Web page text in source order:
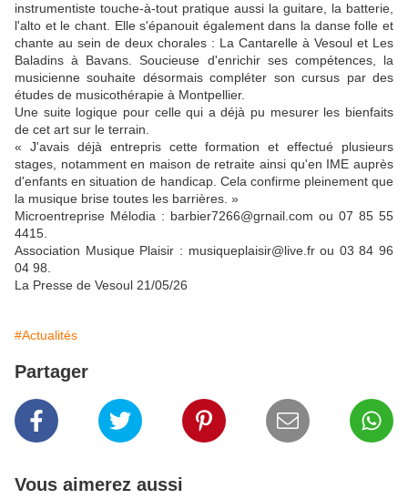
instrumentiste touche-à-tout pratique aussi la guitare, la bat­terie,
l'alto et le chant. Elle s'épa­nouit également dans la danse folle et
chante au sein de deux chorales : La Cantarelle à Vesoul et Les
Baladins à Bavans. Soucieuse d'enrichir ses compé­tences, la
musicienne souhaite désormais compléter son cursus par des
études de musicothéra­pie à Montpellier.
Une suite logique pour celle qui a déjà pu mesurer les bienfaits
de cet art sur le terrain.
« J'avais déjà entrepris cette formation et effectué plusieurs
stages, notamment en maison de retraite ainsi qu'en IME au­près
d'enfants en situation de handicap. Cela confirme plei­nement que
la musique brise toutes les barrières. »
Microentreprise Mélodia : barbier7266@grnail.com ou 07 85 55
4415.
Association Musique Plaisir : musiqueplaisir@live.fr ou 03 84 96
04 98.
La Presse de Vesoul 21/05/26
#Actualités
Partager
Vous aimerez aussi